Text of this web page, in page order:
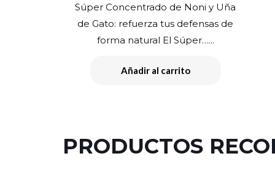
original
era:
S/ 77.00.
actual
es:
S/ 57.75.
Súper Concentrado de Noni y Uña
de Gato: refuerza tus defensas de
forma natural El Súper…...
Añadir al carrito
PRODUCTOS